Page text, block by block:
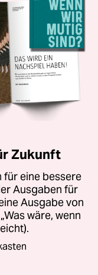
Zukunft
für eine bessere
Ausgaben für
Ausgabe von
wäre, wenn